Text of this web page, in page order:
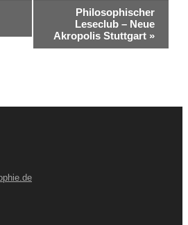
Philosophischer
Leseclub – Neue
Akropolis Stuttgart »